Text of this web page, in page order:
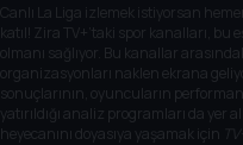
Canlı La Liga izlemek istiyorsan
katıl! Zira TV+’taki
spor kanalları
, bu
olmanı sağlıyor. Bu kanallar
organizasyonları naklen ekrana
sonuçlarının, oyuncuların
yatırıldığı analiz programları da yer
heyecanını doyasıya yaşamak için